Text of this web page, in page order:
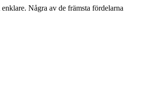
Några av de främsta fördelarna